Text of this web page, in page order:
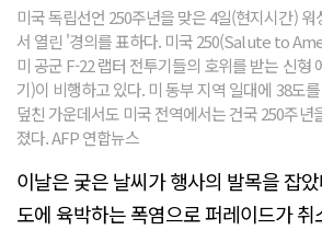
미국 독립선언 250주년을 맞은 4일(현지시간)
서 열린 '경의를 표하다. 미국 250(Salute to
미 공군 F-22 랩터 전투기들의 호위를 받는 신형
기)이 비행하고 있다. 미 동부 지역 일대에 38도
덮친 가운데서도 미국 전역에서는 건국 250주년
졌다. AFP 연합뉴스
이날은 궂은 날씨가 행사의 발목을 잡
도에 육박하는 폭염으로 퍼레이드가